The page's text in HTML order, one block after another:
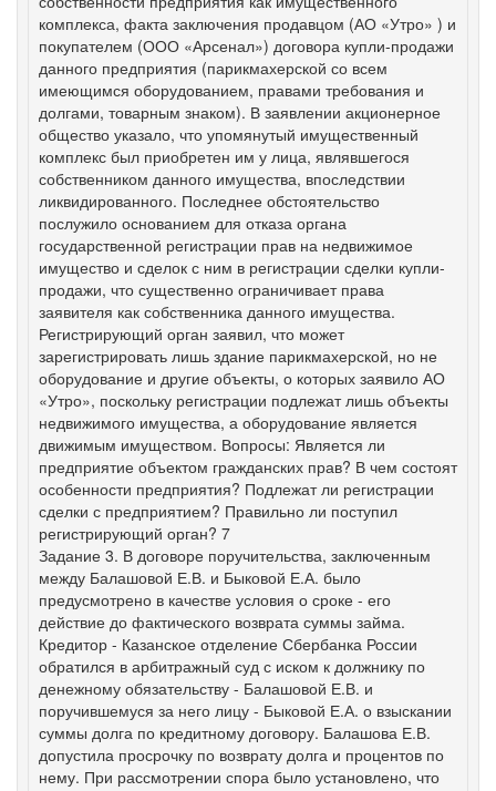
комплекса, факта заключения продавцом (АО «Утро» ) и
покупателем (ООО «Арсенал») договора купли-продажи
данного предприятия (парикмахерской со всем
имеющимся оборудованием, правами требования и
долгами, товарным знаком). В заявлении акционерное
общество указало, что упомянутый имущественный
комплекс был приобретен им у лица, являвшегося
собственником данного имущества, впоследствии
ликвидированного. Последнее обстоятельство
послужило основанием для отказа органа
государственной регистрации прав на недвижимое
имущество и сделок с ним в регистрации сделки купли-
продажи, что существенно ограничивает права
заявителя как собственника данного имущества.
Регистрирующий орган заявил, что может
зарегистрировать лишь здание парикмахерской, но не
оборудование и другие объекты, о которых заявило АО
«Утро», поскольку регистрации подлежат лишь объекты
недвижимого имущества, а оборудование является
движимым имуществом. Вопросы: Является ли
предприятие объектом гражданских прав? В чем состоят
особенности предприятия? Подлежат ли регистрации
сделки с предприятием? Правильно ли поступил
регистрирующий орган? 7
Задание 3. В договоре поручительства, заключенным
между Балашовой Е.В. и Быковой Е.А. было
предусмотрено в качестве условия о сроке - его
действие до фактического возврата суммы займа.
Кредитор - Казанское отделение Сбербанка России
обратился в арбитражный суд с иском к должнику по
денежному обязательству - Балашовой Е.В. и
поручившемуся за него лицу - Быковой Е.А. о взыскании
суммы долга по кредитному договору. Балашова Е.В.
допустила просрочку по возврату долга и процентов по
нему. При рассмотрении спора было установлено, что